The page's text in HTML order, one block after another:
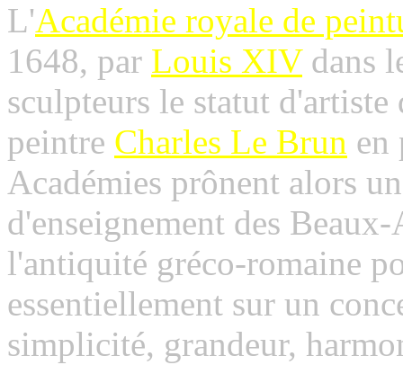
L'Académie royale de
1648, par Louis XIVdans
sculpteurs le statut
peintre Charles Le Brun en
Académies prônent alors
d'enseignement des
l'antiquité gréco-romaine
essentiellement sur un
simplicité, grandeur,